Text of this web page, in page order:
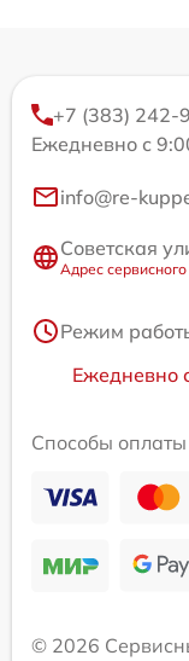
+7 (383) 242-
Ежедневно с
info@re-
Советская
Адрес
Режим
Ежедневно
Способы оплаты
© 2026